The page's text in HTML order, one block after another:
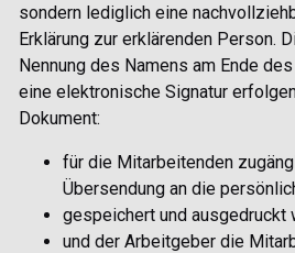
sondern lediglich eine
Erklärung zur erklärenden Person.
Nennung des Namens am Ende
eine elektronische Signatur
Dokument:
für die Mitarbeitenden
Übersendung an die
gespeichert und ausgedruckt
und der Arbeitgeber die